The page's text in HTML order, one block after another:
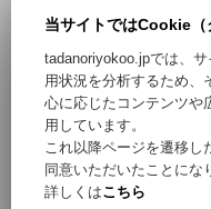
ビーチサンダル 霧島
（ブラック×ブラック）
28cm
ビー
（イ
27cm
当サイトではCookie（
tadanoriyokoo.jpでは、
用状況を分析するため、
心に応じたコンテンツや
用しています。
これ以降ページを遷移
同意いただいたことにな
詳しくはこちら